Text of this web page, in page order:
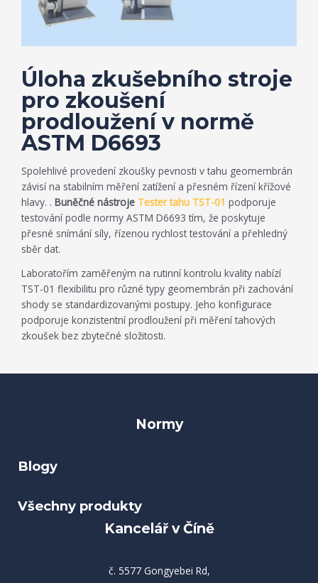
Úloha zkušebního stroje
pro zkoušení
prodloužení v normě
ASTM D6693
Spolehlivé provedení zkoušky pevnosti v tahu geomembrán
závisí na stabilním měření zatížení a přesném řízení křížové
hlavy. . Buněčné nástroje Tester tahu TST-01 podporuje
testování podle normy ASTM D6693 tím, že poskytuje
přesné snímání síly, řízenou rychlost testování a přehledný
sběr dat.
Laboratořím zaměřeným na rutinní kontrolu kvality nabízí
TST-01 flexibilitu pro různé typy geomembrán při zachování
shody se standardizovanými postupy. Jeho konfigurace
podporuje konzistentní prodloužení při měření tahových
zkoušek bez zbytečné složitosti.
Normy
Blogy
Všechny produkty
Kancelář v Číně
č. 5577 Gongyebei Rd,